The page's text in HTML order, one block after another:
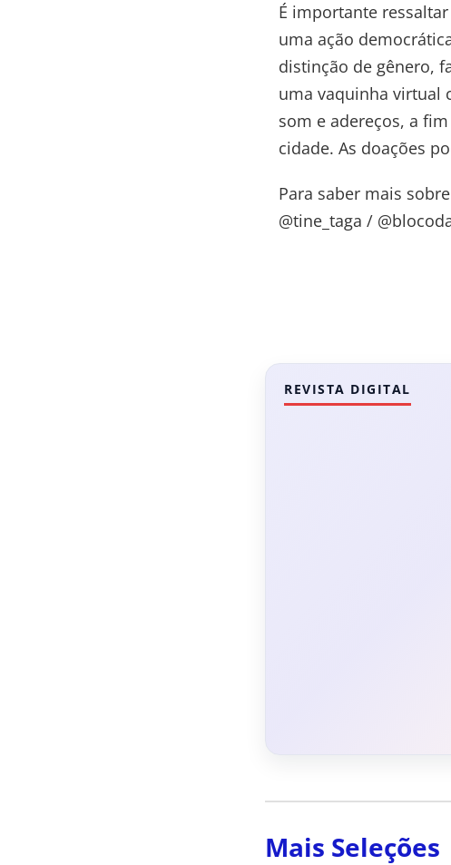
É importante
uma ação
distinção de gênero,
uma vaquinha virtual
som e adereços, a
cidade. As doações
Para saber mais
@tine_taga /
REVISTA DIGITAL
Mais Seleções